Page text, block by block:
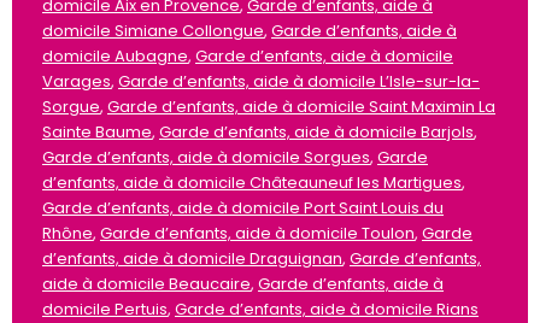
domicile Aix en Provence, Garde d’enfants, aide à
domicile Simiane Collongue, Garde d’enfants, aide à
domicile Aubagne, Garde d’enfants, aide à domicile
Varages, Garde d’enfants, aide à domicile L’Isle-sur-la-
Sorgue, Garde d’enfants, aide à domicile Saint Maximin La
Sainte Baume, Garde d’enfants, aide à domicile Barjols,
Garde d’enfants, aide à domicile Sorgues, Garde
d’enfants, aide à domicile Châteauneuf les Martigues,
Garde d’enfants, aide à domicile Port Saint Louis du
Rhône, Garde d’enfants, aide à domicile Toulon, Garde
d’enfants, aide à domicile Draguignan, Garde d’enfants,
aide à domicile Beaucaire, Garde d’enfants, aide à
domicile Pertuis, Garde d’enfants, aide à domicile Rians